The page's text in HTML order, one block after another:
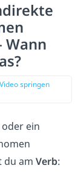
Wann
springen
ein
du am Verb: